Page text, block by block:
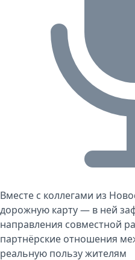
Вместе с коллегами из
дорожную карту — в ней
направления совместной
партнёрские отношения
реальную пользу жителям